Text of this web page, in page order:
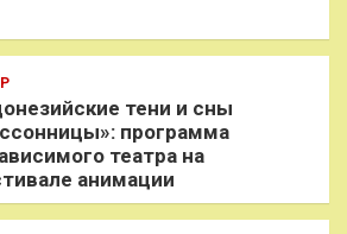
тени и сны
программа
театра на
анимации